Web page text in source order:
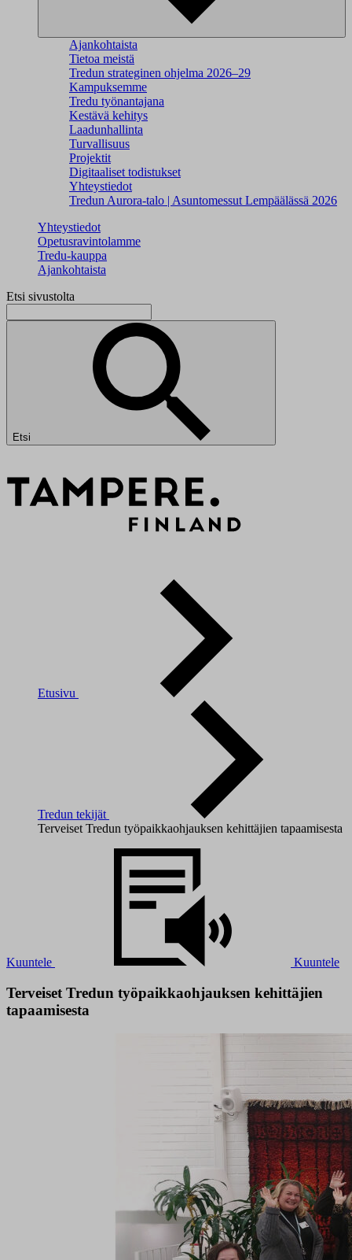
Ajankohtaista
Tietoa meistä
Tredun strateginen ohjelma 2026–29
Kampuksemme
Tredu työnantajana
Kestävä kehitys
Laadunhallinta
Turvallisuus
Projektit
Digitaaliset todistukset
Yhteystiedot
Tredun Aurora-talo | Asuntomessut Lempäälässä 2026
Yhteystiedot
Opetusravintolamme
Tredu-kauppa
Ajankohtaista
Etsi sivustolta
Etsi
Etusivu
Tredun tekijät
Terveiset Tredun työpaikkaohjauksen kehittäjien tapaamisesta
Kuuntele Kuuntele
Terveiset Tredun työpaikkaohjauksen kehittäjien
tapaamisesta